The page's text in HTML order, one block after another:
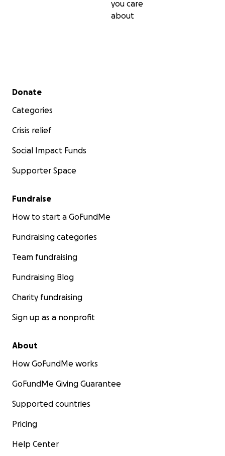
you care
about
Secondary menu
Donate
Categories
Crisis relief
Social Impact Funds
Supporter Space
Fundraise
How to start a GoFundMe
Fundraising categories
Team fundraising
Fundraising Blog
Charity fundraising
Sign up as a nonprofit
About
How GoFundMe works
GoFundMe Giving Guarantee
Supported countries
Pricing
Help Center